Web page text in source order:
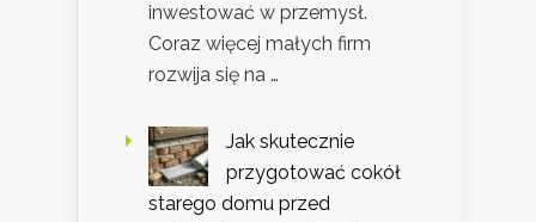
inwestować w przemysł.
Coraz więcej małych firm
rozwija się na …
Jak skutecznie
przygotować cokół
starego domu przed